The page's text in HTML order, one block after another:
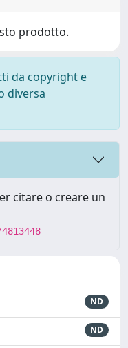
prodotto.
da copyright e
diversa
citare o creare un
ND
ND